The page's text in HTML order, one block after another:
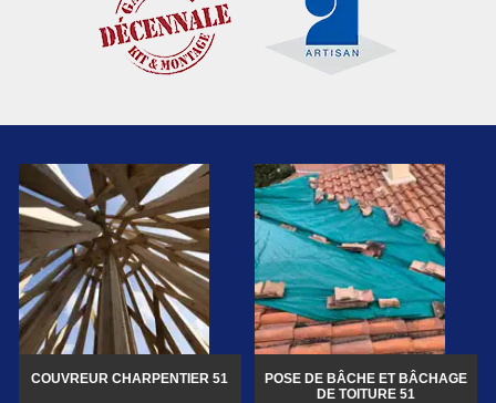
COUVREUR CHARPENTIER 51
POSE DE BÂCHE ET BÂCHAGE
DE TOITURE 51